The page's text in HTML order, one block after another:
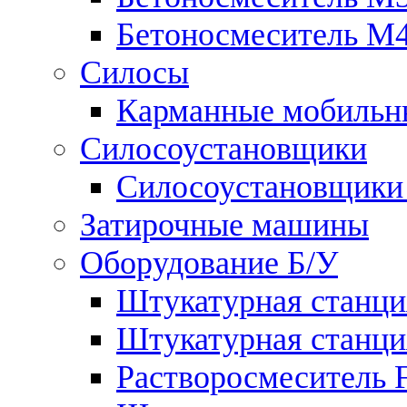
Бетоносмеситель
Силосы
Карманные
Силосоустановщики
Затирочные машины
Оборудование Б/У
Штукатурная
Штукатурная
Растворосмеситель